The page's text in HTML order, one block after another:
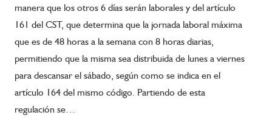
manera que los otros 6 días serán laborales y del artículo
161 del CST, que determina que la jornada laboral máxima
que es de 48 horas a la semana con 8 horas diarias,
permitiendo que la misma sea distribuida de lunes a viernes
para descansar el sábado, según como se indica en el
artículo 164 del mismo código. Partiendo de esta
regulación se…